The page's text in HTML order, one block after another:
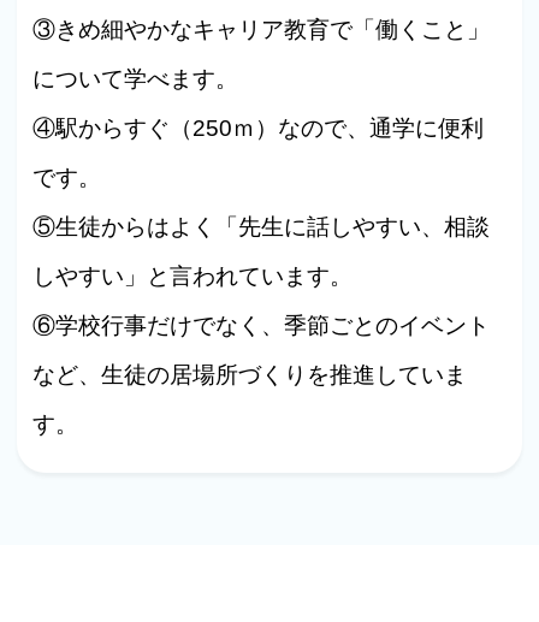
③きめ細やかなキャリア教育で「働くこと」
について学べます。
④駅からすぐ（250ｍ）なので、通学に便利
です。
⑤生徒からはよく「先生に話しやすい、相談
しやすい」と言われています。
⑥学校行事だけでなく、季節ごとのイベント
など、生徒の居場所づくりを推進していま
す。